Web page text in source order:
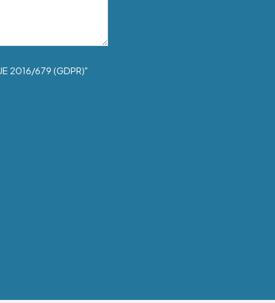
2016/679 (GDPR)"